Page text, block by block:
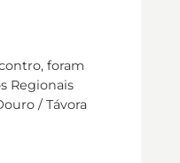
foram
Regionais
/ Távora